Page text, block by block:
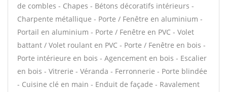
de combles - Chapes - Bétons décoratifs intérieurs -
Charpente métallique - Porte / Fenêtre en aluminium -
Portail en aluminium - Porte / Fenêtre en PVC - Volet
battant / Volet roulant en PVC - Porte / Fenêtre en bois -
Porte intérieure en bois - Agencement en bois - Escalier
en bois - Vitrerie - Véranda - Ferronnerie - Porte blindée
- Cuisine clé en main - Enduit de façade - Ravalement